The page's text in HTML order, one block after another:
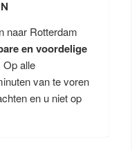
naar Rotterdam
en voordelige
alle
van te voren
en u niet op